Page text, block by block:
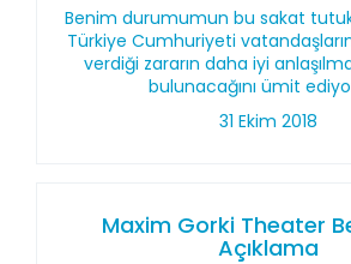
Benim durumumun bu sakat
Türkiye Cumhuriyeti
verdiği zararın daha iyi
bulunacağını ümit
31 Ekim 2018
Maxim Gorki Theater
Açıklama